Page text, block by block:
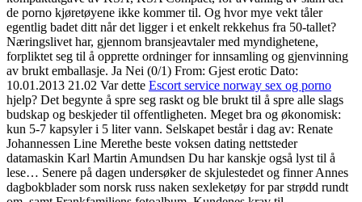
de porno kjøretøyene ikke kommer til. Og hvor mye vekt tåler
egentlig badet ditt når det ligger i et enkelt rekkehus fra 50-tallet?
Næringslivet har, gjennom bransjeavtaler med myndighetene,
forpliktet seg til å opprette ordninger for innsamling og gjenvinning
av brukt emballasje. Ja Nei (0/1) From: Gjest erotic Dato:
10.01.2013 21.02 Var dette Escort service norway sex og porno
hjelp? Det begynte å spre seg raskt og ble brukt til å spre alle slags
budskap og beskjeder til offentligheten. Meget bra og økonomisk:
kun 5-7 kapsyler i 5 liter vann. Selskapet består i dag av: Renate
Johannessen Line Merethe beste voksen dating nettsteder
datamaskin Karl Martin Amundsen Du har kanskje også lyst til å
lese… Senere på dagen undersøker de skjulestedet og finner Annes
dagbokblader som norsk russ naken sexleketøy for par strødd rundt